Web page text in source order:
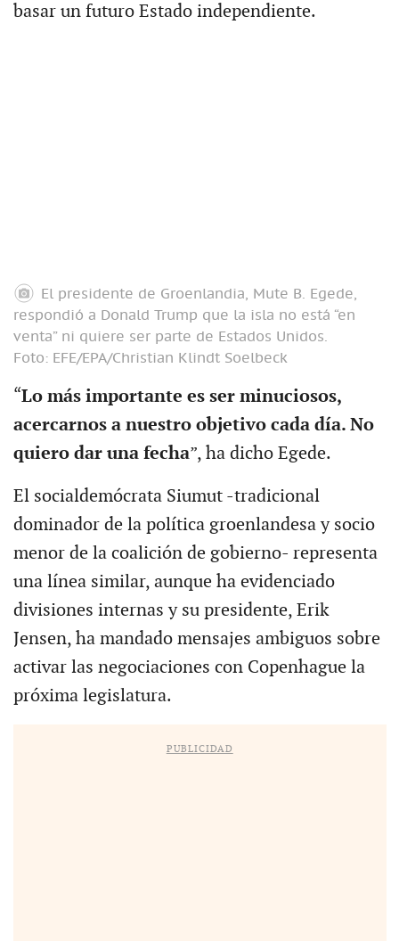
basar un futuro Estado independiente.
El presidente de Groenlandia, Mute B. Egede,
respondió a Donald Trump que la isla no está “en
venta” ni quiere ser parte de Estados Unidos.
Foto: EFE/EPA/Christian Klindt Soelbeck
“Lo más importante es ser minuciosos,
acercarnos a nuestro objetivo cada día. No
quiero dar una fecha”, ha dicho Egede.
El socialdemócrata Siumut -tradicional
dominador de la política groenlandesa y socio
menor de la coalición de gobierno- representa
una línea similar, aunque ha evidenciado
divisiones internas y su presidente, Erik
Jensen, ha mandado mensajes ambiguos sobre
activar las negociaciones con Copenhague la
próxima legislatura.
PUBLICIDAD